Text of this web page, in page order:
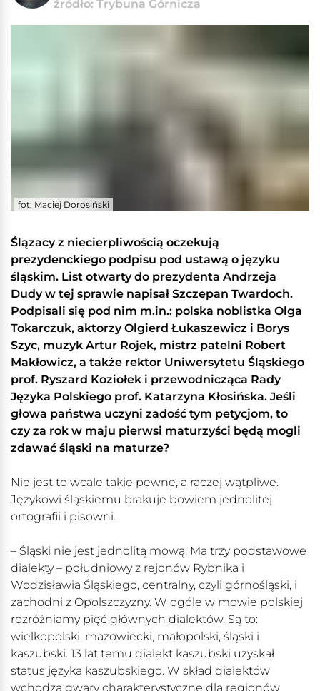
źródło: Trybuna Górnicza
fot: Maciej Dorosiński
Ślązacy z niecierpliwością oczekują
prezydenckiego podpisu pod ustawą o języku
śląskim. List otwarty do prezydenta Andrzeja
Dudy w tej sprawie napisał Szczepan Twardoch.
Podpisali się pod nim m.in.: polska noblistka Olga
Tokarczuk, aktorzy Olgierd Łukaszewicz i Borys
Szyc, muzyk Artur Rojek, mistrz patelni Robert
Makłowicz, a także rektor Uniwersytetu Śląskiego
prof. Ryszard Koziołek i przewodnicząca Rady
Języka Polskiego prof. Katarzyna Kłosińska. Jeśli
głowa państwa uczyni zadość tym petycjom, to
czy za rok w maju pierwsi maturzyści będą mogli
zdawać śląski na maturze?
Nie jest to wcale takie pewne, a raczej wątpliwe.
Językowi śląskiemu brakuje bowiem jednolitej
ortografii i pisowni.
– Śląski nie jest jednolitą mową. Ma trzy podstawowe
dialekty – południowy z rejonów Rybnika i
Wodzisławia Śląskiego, centralny, czyli górnośląski, i
zachodni z Opolszczyzny. W ogóle w mowie polskiej
rozróżniamy pięć głównych dialektów. Są to:
wielkopolski, mazowiecki, małopolski, śląski i
kaszubski. 13 lat temu dialekt kaszubski uzyskał
status języka kaszubskiego. W skład dialektów
wchodzą gwary charakterystyczne dla regionów